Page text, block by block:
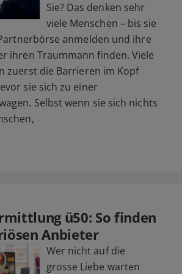
Sie? Das denken sehr
viele Menschen – bis sie
anmelden und ihre
ihren Traummann finden. Viele
zuerst die Barrieren im Kopf
sie sich zu einer
Selbst wenn sie sich nichts
ü50: So finden
Anbieter
Wer nicht auf die
grosse Liebe warten